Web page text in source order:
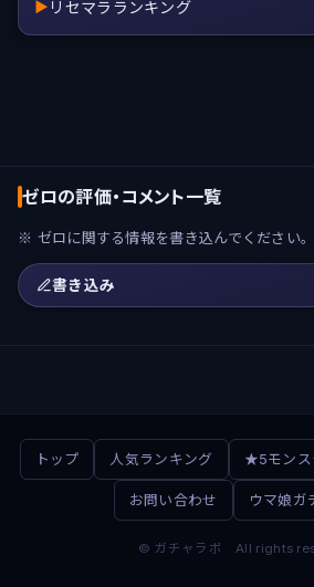
▶ リセマラランキング
ゼロの評価・コメント一覧
※ ゼロに関する情報を書き込んでください。
書き込み
トップ 人気ランキング ★5モンス
お問い合わせ ウマ娘ガ
© ガチャラボ All rights